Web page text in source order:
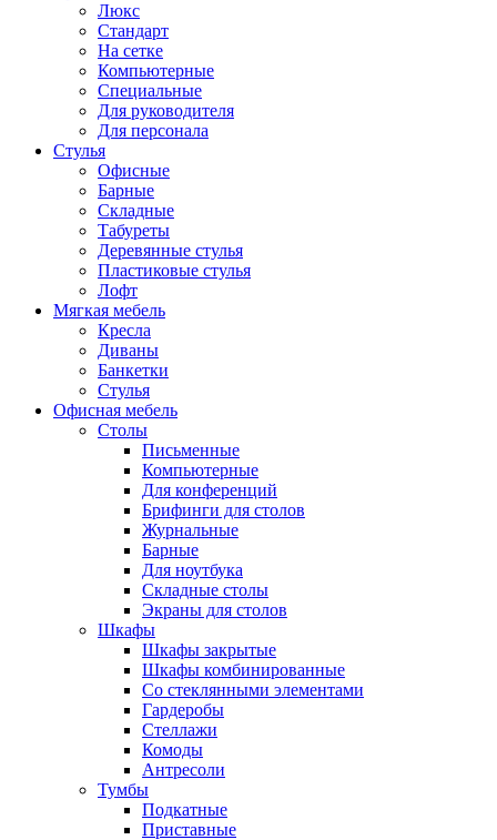
Люкс
Стандарт
На сетке
Компьютерные
Специальные
Для руководителя
Для персонала
Стулья
Офисные
Барные
Складные
Табуреты
Деревянные стулья
Пластиковые стулья
Лофт
Мягкая мебель
Кресла
Диваны
Банкетки
Стулья
Офисная мебель
Столы
Письменные
Компьютерные
Для конференций
Брифинги для столов
Журнальные
Барные
Для ноутбука
Складные столы
Экраны для столов
Шкафы
Шкафы закрытые
Шкафы комбинированные
Со стеклянными элементами
Гардеробы
Стеллажи
Комоды
Антресоли
Тумбы
Подкатные
Приставные